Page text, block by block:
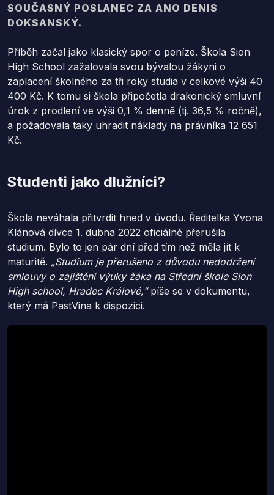
SOUČASNÝ POSLANEC ZA ANO DENIS
DOKSANSKÝ.
Příběh začal jako klasický spor o peníze. Škola Sion
High School zažalovala svou bývalou žákyni o
zaplacení školného za tři roky studia v celkové výši 40
400 Kč. K tomu si škola připočetla drakonický smluvní
úrok z prodlení ve výši 0,1 % denně (tj. 36,5 % ročně),
a požadovala taky uhradit náklady na právníka 12 651
Kč.
Studenti jako dlužníci?
Škola neváhala přitvrdit hned v úvodu. Ředitelka Yvona
Klánová dívce 1. dubna 2022 oficiálně přerušila
studium. Bylo to jen pár dní před tím než měla jít k
maturitě. „Studium je přerušeno z důvodu nedodržení
smlouvy o zajištění výuky žáka na Střední škole Sion
High school, Hradec Králové,”píše se v dokumentu,
který má PastVina k dispozici.